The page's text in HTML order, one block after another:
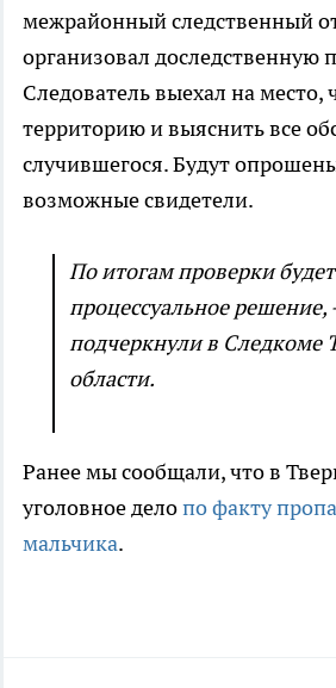
межрайонный следственный
организовал доследственную
Следователь выехал на место,
территорию и выяснить все
случившегося. Будут
возможные свидетели.
По итогам проверки
процессуальное решение,
подчеркнули в Следкоме
области.
Ранее мы сообщали, что в
уголовное делопо факту
мальчика.